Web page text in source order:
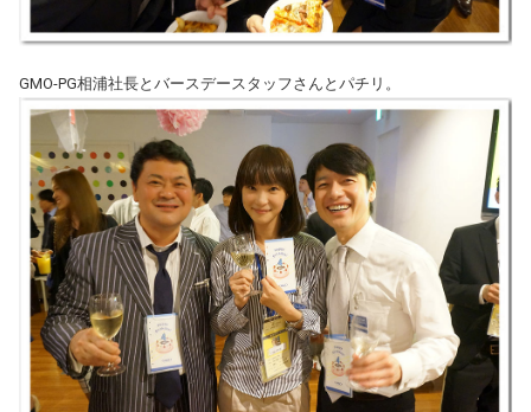
GMO-PG相浦社長とバースデースタッフさんとパチリ。